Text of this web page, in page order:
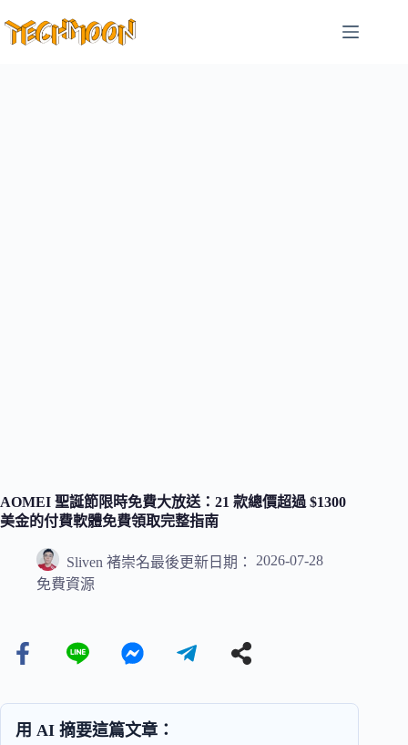
至
AOMEI 聖誕節限時免費大放送：21 款總價超過 $1300
美金的付費軟體免費領取完整指南
Sliven 褚崇名最後更新日期：
2026-07-28
免費資源
用 AI 摘要這篇文章：